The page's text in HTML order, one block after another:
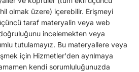
olmak üzere) içerebilir. Erişmeyi
taraf materyalin veya web
incelemekten veya
tutulamayız. Bu materyallere veya
için Hizmetler'den ayrılmaya
kendi sorumluluğunuzda